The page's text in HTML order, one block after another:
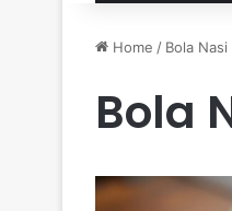
Home / Bola Nasi
Bola